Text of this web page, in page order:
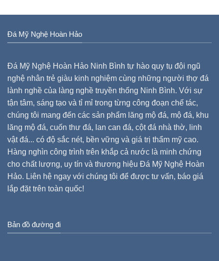
Đá Mỹ Nghệ Hoàn Hảo
Đá Mỹ Nghệ Hoàn Hảo Ninh Bình tự hào quy tụ đội ngũ
nghệ nhân trẻ giàu kinh nghiệm cùng những người thợ đá
lành nghề của làng nghề truyền thống Ninh Bình. Với sự
tận tâm, sáng tạo và tỉ mỉ trong từng công đoạn chế tác,
chúng tôi mang đến các sản phẩm lăng mộ đá, mộ đá, khu
lăng mộ đá, cuốn thư đá, lan can đá, cột đá nhà thờ, linh
vật đá... có độ sắc nét, bền vững và giá trị thẩm mỹ cao.
Hàng nghìn công trình trên khắp cả nước là minh chứng
cho chất lượng, uy tín và thương hiệu Đá Mỹ Nghệ Hoàn
Hảo. Liên hệ ngay với chúng tôi để được tư vấn, báo giá
lắp đặt trên toàn quốc!
Bản đồ đường đi